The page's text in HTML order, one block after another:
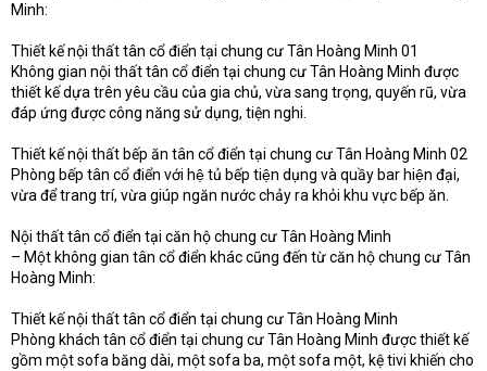
Minh:
Thiết kế nội thất tân cổ điển tại chung cư Tân Hoàng Minh 01
Không gian nội thất tân cổ điển tại chung cư Tân Hoàng Minh được
thiết kế dựa trên yêu cầu của gia chủ, vừa sang trọng, quyến rũ, vừa
đáp ứng được công năng sử dụng, tiện nghi.
Thiết kế nội thất bếp ăn tân cổ điển tại chung cư Tân Hoàng Minh 02
Phòng bếp tân cổ điển với hệ tủ bếp tiện dụng và quầy bar hiện đại,
vừa để trang trí, vừa giúp ngăn nước chảy ra khỏi khu vực bếp ăn.
Nội thất tân cổ điển tại căn hộ chung cư Tân Hoàng Minh
– Một không gian tân cổ điển khác cũng đến từ căn hộ chung cư Tân
Hoàng Minh:
Thiết kế nội thất tân cổ điển tại chung cư Tân Hoàng Minh
Phòng khách tân cổ điển tại chung cư Tân Hoàng Minh được thiết kế
gồm một sofa băng dài, một sofa ba, một sofa một, kệ tivi khiến cho